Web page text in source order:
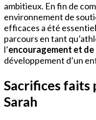
ambitieux. En fin de
environnement de
efficaces a été
parcours en tant
l’encouragement et de
développement d’un
Sacrifices faits
Sarah